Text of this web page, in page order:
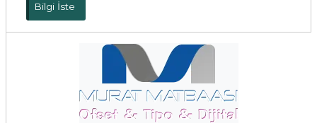
Bilgi İste